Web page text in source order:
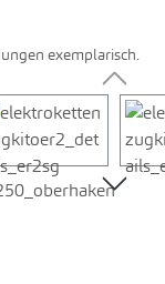
exemplarisch.